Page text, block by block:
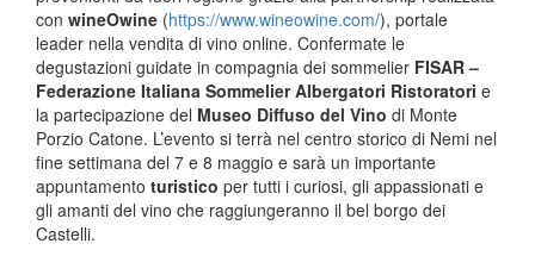
con wineOwine (https://www.wineowine.com/), portale
leader nella vendita di vino online. Confermate le
degustazioni guidate in compagnia dei sommelier FISAR –
Federazione Italiana Sommelier Albergatori Ristoratori e
la partecipazione del Museo Diffuso del Vino di Monte
Porzio Catone. L’evento si terrà nel centro storico di Nemi nel
fine settimana del 7 e 8 maggio e sarà un importante
appuntamento turistico per tutti i curiosi, gli appassionati e
gli amanti del vino che raggiungeranno il bel borgo dei
Castelli.